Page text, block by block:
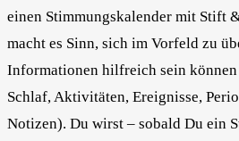
einen Stimmungskalender mit Stift
macht es Sinn, sich im Vorfeld zu
Informationen hilfreich sein
Schlaf, Aktivitäten, Ereignisse,
Notizen). Du wirst – sobald Du ein